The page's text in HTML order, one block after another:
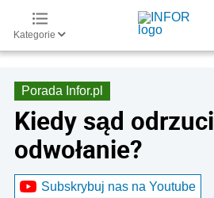
Kategorie
Porada Infor.pl
Kiedy sąd odrzuci
odwołanie?
Subskrybuj nas na Youtube